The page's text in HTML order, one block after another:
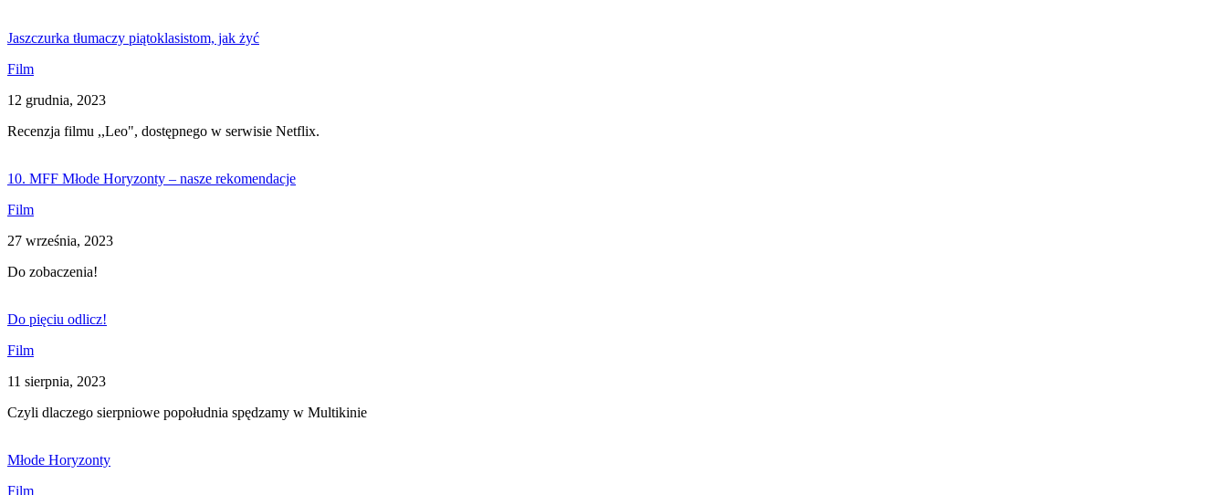
Jaszczurka tłumaczy piątoklasistom, jak żyć
Film
12 grudnia, 2023
Recenzja filmu ,,Leo", dostępnego w serwisie Netflix.
10. MFF Młode Horyzonty – nasze rekomendacje
Film
27 września, 2023
Do zobaczenia!
Do pięciu odlicz!
Film
11 sierpnia, 2023
Czyli dlaczego sierpniowe popołudnia spędzamy w Multikinie
Młode Horyzonty
Film